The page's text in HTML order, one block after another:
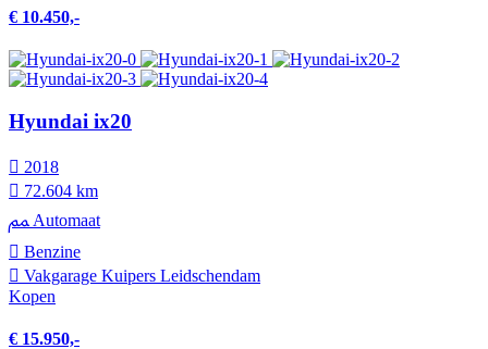
€ 10.450,-
Hyundai ix20
2018
72.604 km
Automaat
Benzine
Vakgarage Kuipers Leidschendam
Kopen
€ 15.950,-